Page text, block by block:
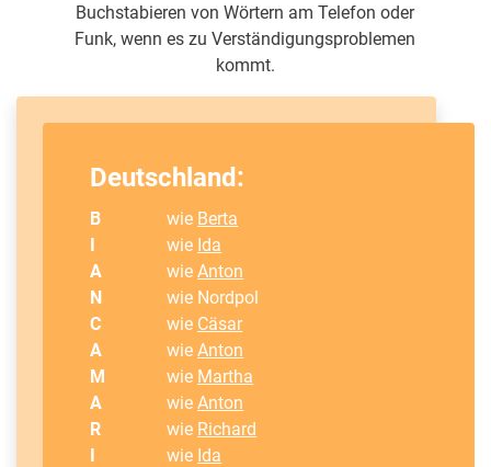
Buchstabieren von Wörtern am Telefon oder
Funk, wenn es zu Verständigungsproblemen
kommt.
Deutschland:
B wie Berta
I
wie Ida
A
wieAnton
N
wie Nordpol
C
wie Cäsar
A
wieAnton
M
wie Martha
A
wieAnton
R
wie Richard
I
wie Ida